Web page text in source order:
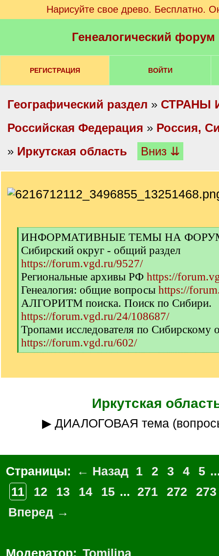
Нарисуйте свое древо. Бесплатно.
Генеалогический
РЕГИСТРАЦИЯ ВОЙТИ
Географический раздел » СТРАНЫ
Российская Федерация » Россия,
» Иркутская область Вниз ⇊
[
q
]
ИНФОРМАТИВНЫЕ ТЕМЫ НА
Сибирский округ - общий раздел
https://forum.vgd.ru/9527/
Региональные архивы РФ https://
Генеалогия: общие вопросы https://
АЛГОРИТМ поиска. Поиск по Сибири.
https://forum.vgd.ru/24/108687/
Тропами исследователя по Сибирскому
https://forum.vgd.ru/602/
[
]
Иркутская
▶ ДИАЛОГОВАЯ тема
Страницы: ← Назад 1 2 3 4 5
11
12 13 14 15 ... 271 272
273
Вперед →
Модератор: Tomilina